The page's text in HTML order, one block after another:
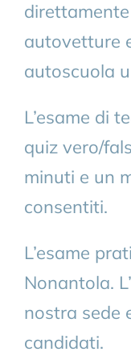
autovetture
autoscuola
L’esame di
quiz vero/
minuti e un
consentiti.
L’esame
Nonantola.
nostra sede
candidati.